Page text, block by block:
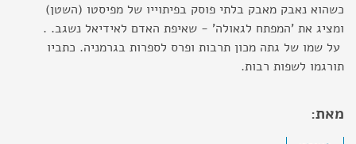
כשהוא נאבק מאבק בלתי פוסק בפיתוייו של מפיסטו (השטן)
ומציג את 'המפתח לגאולה' - שאיפת האדם לאידיאל נשגב. .
על שמו של גתה מכון תרבות ופרס לספרות בגרמניה. כתביו
תורגמו לשפות רבות.
מאת: